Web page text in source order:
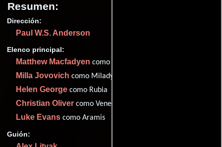
Resumen:
Dirección:
Paul W.S. Anderson
Elenco principal:
Matthew Macfadyen como Athos
Milla Jovovich como Milady de Winter
Helen George como Rubia
Christian Oliver como Venetian Nobleman
Luke Evans como Aramis
Guión: